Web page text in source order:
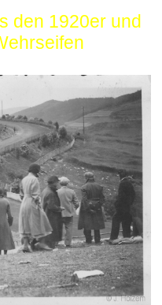
den 1920er und